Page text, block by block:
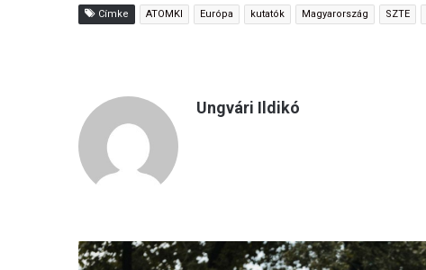
Címke ATOMKI Európa kutatók Magyarország SZTE
Ungvári Ildikó